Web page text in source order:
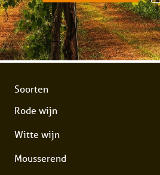
Soorten
Rode wijn
Witte wijn
Mousserend